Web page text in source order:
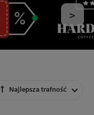
>
Zmień sortowanie
Najlepsza trafność